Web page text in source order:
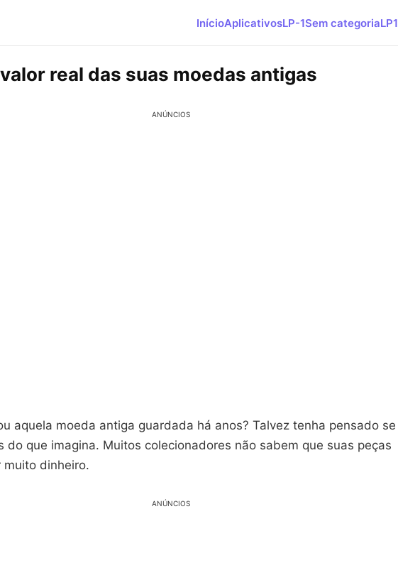
InícioAplicativosLP-1Sem categoriaLP1
real das suas moedas antigas
ANÚNCIOS
aquela moeda antiga guardada há anos? Talvez tenha pensado se
do que imagina. Muitos colecionadores não sabem que suas peças
muito dinheiro.
ANÚNCIOS